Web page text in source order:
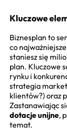
Kluczowe
Biznesplan to
co
staniesz się
plan. Kluczowe
rynku i
strategia
klientów?) oraz
Zastanawiając
dotacje unijne,
temat.